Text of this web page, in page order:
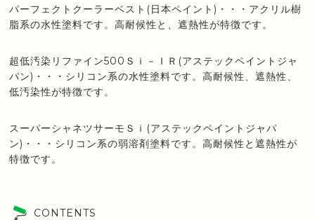
パーフェクトクーラーベスト(日本ペイント)・・・アクリル樹
脂系の水性塗料です。高耐候性と、遮熱性が特徴です。
超低汚染リファイン500Ｓｉ－ＩＲ(アステックペイントジャ
パン)・・・シリコン系の水性塗料です。高耐候性、遮熱性、
低汚染性が特徴です。
スーパーシャネツサーモＳｉ(アステックペイントジャパ
ン)・・・シリコン系の弱溶剤塗料です。高耐候性と遮熱性が
特徴です。
CONTENTS